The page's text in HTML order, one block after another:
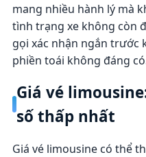
mang nhiều hành lý mà
tình trạng xe không còn
gọi xác nhận ngắn trước
phiền toái không đáng
Giá vé
số thấp nhất
Giá vé limousine có thể